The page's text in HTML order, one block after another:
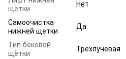
щётки
Нет
Самоочистка
нижней щетки
Да
Тип боковой
щётки
Трёхлучевая